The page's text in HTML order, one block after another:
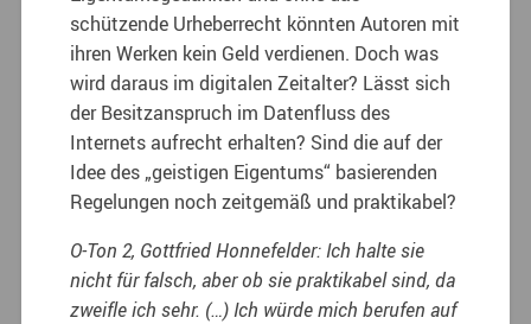
schützende Urheberrecht könnten Autoren mit
ihren Werken kein Geld verdienen. Doch was
wird daraus im digitalen Zeitalter? Lässt sich
der Besitzanspruch im Datenfluss des
Internets aufrecht erhalten? Sind die auf der
Idee des „geistigen Eigentums“ basierenden
Regelungen noch zeitgemäß und praktikabel?
O-Ton 2, Gottfried Honnefelder: Ich halte sie
nicht für falsch, aber ob sie praktikabel sind, da
zweifle ich sehr. (…) Ich würde mich berufen auf